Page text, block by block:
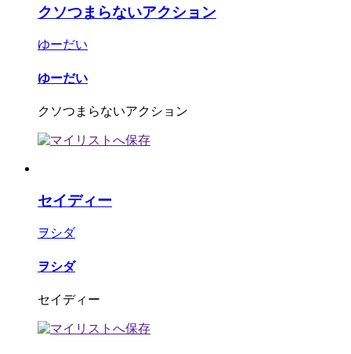
クソつまらないアクション
ゆーだい
ゆーだい
クソつまらないアクション
セイディー
ヲシダ
ヲシダ
セイディー